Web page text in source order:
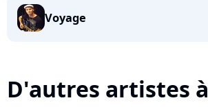
Voyage
D'autres artistes à